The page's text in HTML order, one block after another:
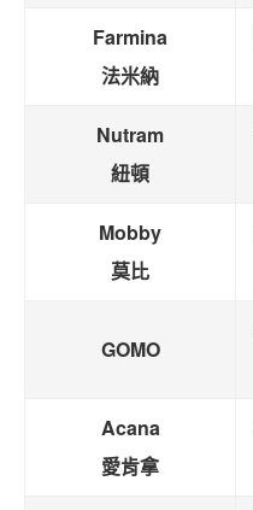
Farmina
法米納
Nutram
紐頓
Mobby
莫比
GOMO
Acana
愛肯拿